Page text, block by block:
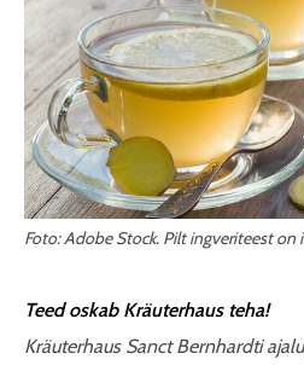
Foto: Adobe Stock. Pilt ingveriteest on
Teed oskab Kräuterhaus teha!
Kräuterhaus Sanct Bernhardti